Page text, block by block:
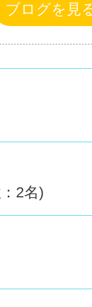
ブログを見
2名)